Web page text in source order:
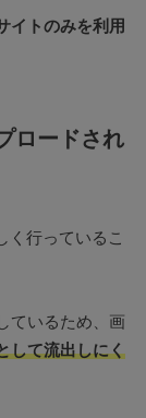
イトのみを利用
ロードされ
く行っているこ
ているため、画
して流出しにく